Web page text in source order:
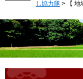
し協力隊 > 【
本